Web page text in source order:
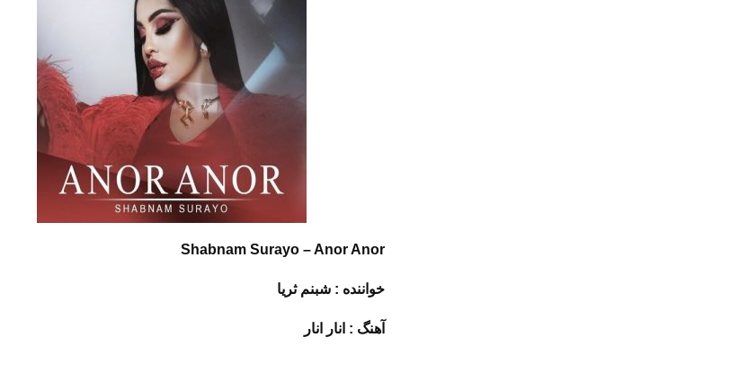
Shabnam Surayo – Anor Anor
خواننده : شبنم ثریا
آهنگ : انار انار